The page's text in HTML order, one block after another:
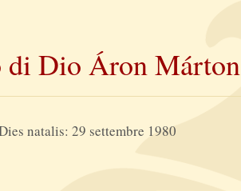
di Dio Áron Márton
natalis: 29 settembre 1980